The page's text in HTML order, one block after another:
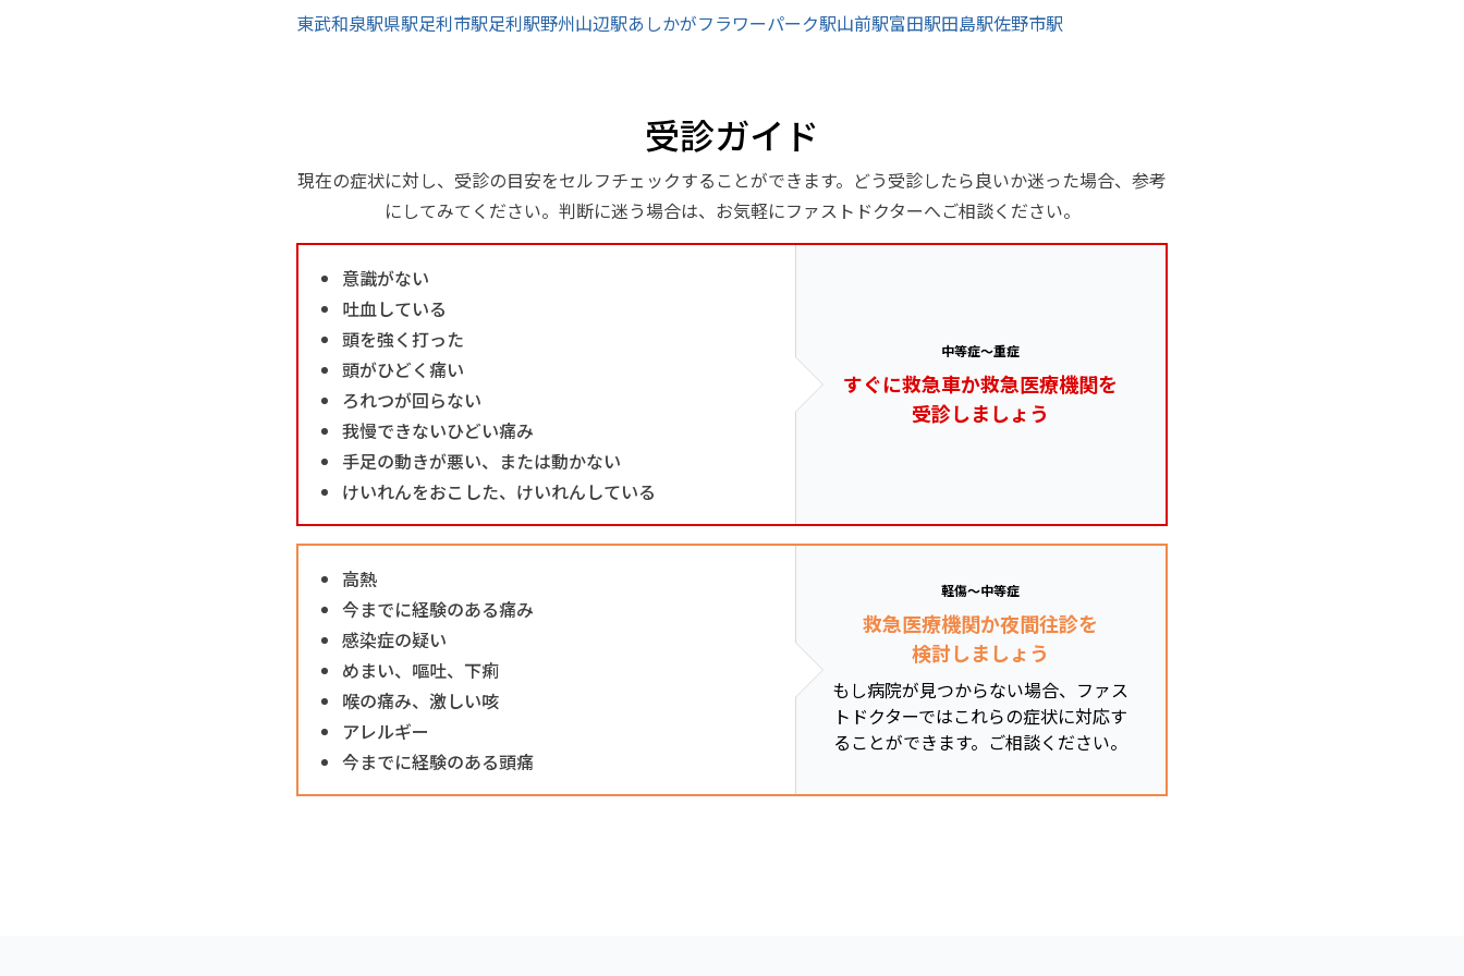
東武和泉駅県駅足利市駅足利駅野州山辺駅あしかがフラワーパーク駅山前駅富田駅田島駅佐野市駅
受診ガイド
現在の症状に対し、受診の目安をセルフチェックすることができます。どう受診したら良いか迷った場合、参考
にしてみてください。判断に迷う場合は、お気軽にファストドクターへご相談ください。
意識がない
吐血している
頭を強く打った
頭がひどく痛い
ろれつが回らない
我慢できないひどい痛み
手足の動きが悪い、または動かない
けいれんをおこした、けいれんしている
中等症～重症
すぐに救急車か救急医療機関を
受診しましょう
高熱
今までに経験のある痛み
感染症の疑い
めまい、嘔吐、下痢
喉の痛み、激しい咳
アレルギー
今までに経験のある頭痛
軽傷～中等症
救急医療機関か夜間往診を
検討しましょう
もし病院が見つからない場合、ファス
トドクターではこれらの症状に対応す
ることができます。ご相談ください。